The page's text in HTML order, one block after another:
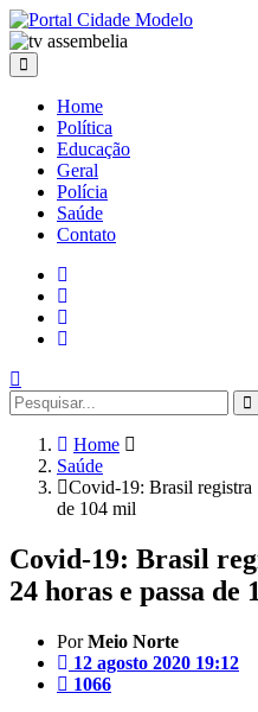
Home
Política
Educação
Geral
Polícia
Saúde
Contato
Home
Saúde
Covid-19: Brasil registra
de 104 mil
Covid-19: Brasil
24 horas e passa de
PorMeio Norte
12 agosto 2020 19:12
1066